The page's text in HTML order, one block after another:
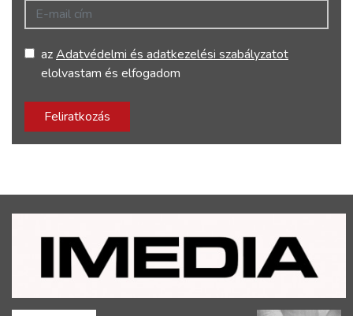
E-mail cím
azAdatvédelmi és adatkezelési szabályzatot
elolvastam és elfogadom
Feliratkozás